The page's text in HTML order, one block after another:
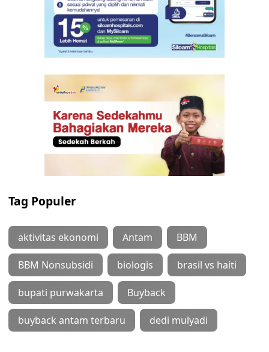
Tag Populer
aktivitas ekonomi Antam BBM
BBM Nonsubsidi biologis brasil vs haiti
bupati purwakarta Buyback
buyback antam terbaru dedi mulyadi